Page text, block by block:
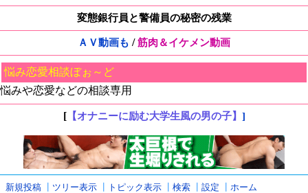
変態銀行員と警備員の秘密の残業
ＡＶ動画も /筋肉＆イケメン動画
悩み恋愛相談ぼぉ～ど
悩みや恋愛などの相談専用
[【オナニーに励む大学生風の男の子】 ]
新規投稿 ツリー表示 トピック表示 検索 設定 ホーム